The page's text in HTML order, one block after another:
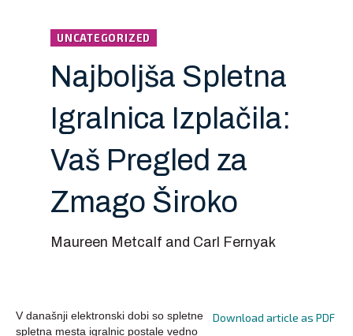
UNCATEGORIZED
Najboljša Spletna
Igralnica Izplačila:
Vaš Pregled za
Zmago Široko
Maureen Metcalf and Carl Fernyak
Download article as PDF
V današnji elektronski dobi so spletne
spletna mesta igralnic postale vedno